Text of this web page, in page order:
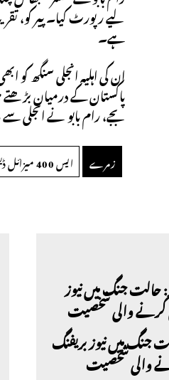
ہے۔
ان کی اہلیہ انجلی سنگھ
بجے، رام بابو نے انجلی
زمرے ایس 400 میزائل ڈیفنس سسٹم
جنگ میں نیوز بریفنگ
والی شخصیت